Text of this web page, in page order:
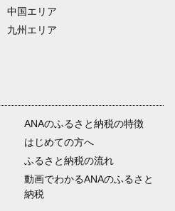
中国エリア
九州エリア
ANAのふるさと納税の特徴
はじめての方へ
ふるさと納税の流れ
動画でわかるANAのふるさと
納税